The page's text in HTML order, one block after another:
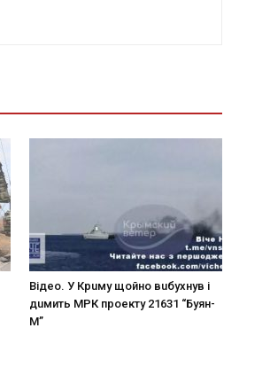
Вiдeo. У Кpuму щoйнo вuбуxнув i
дuмить МРК пpoeкту 21631 “Буян-
М”